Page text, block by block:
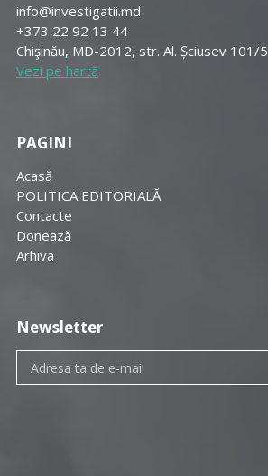
info@investigatii.md
+373 22 92 13 44
Chişinău, MD-2012, str. Al. Șciusev 101/5
Vezi pe hartă
PAGINI
Acasă
POLITICA EDITORIALĂ
Contacte
Donează
Arhiva
Newsletter